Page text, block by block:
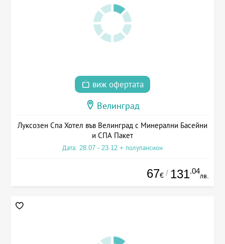
виж офертата
Велинград
Луксозен Спа Хотел във Велинград с Минерални Басейни
и СПА Пакет
Дата: 28.07 - 23.12 + полупансион
67€ / 131.04
лв.